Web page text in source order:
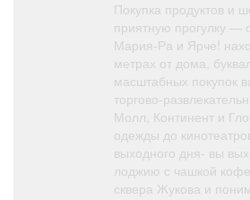
Покупка продуктов и
приятную прогулку —
Мария-Ра и Ярче!
метрах от дома,
масштабных покупок
торгово-
Молл, Континент и
одежды до
выходного дня- вы
лоджию с чашкой
сквера Жукова и